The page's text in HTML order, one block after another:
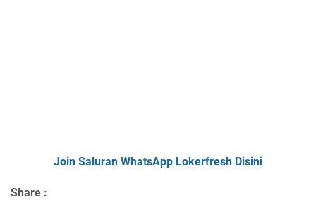
Join Saluran WhatsApp Lokerfresh Disini
Share :